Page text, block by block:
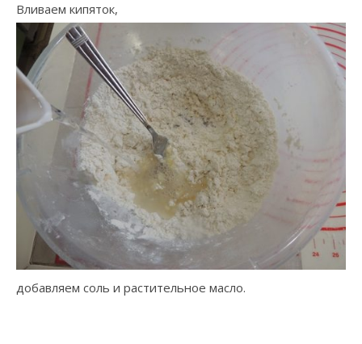
Вливаем кипяток,
добавляем соль и растительное масло.